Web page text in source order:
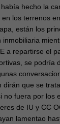
hecho la
los terrenos
están los
a repartirse el
se podría
que se
no fuera por los
de IU y CC
lamentao